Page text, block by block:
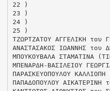
22 )
23 )
24 )
25 )
ΤΖΩΡΤΖΑΤΟΥ ΑΓΓΕΛΙΚΗ του
ΑΝΑΣΤΑΣΑΚΟΣ ΙΩΑΝΝΗΣ του
ΜΠΟΥΚΟΥΒΑΛΑ ΣΤΑΜΑΤΙΝΑ
ΜΠΕΝΑΡΔΗ-ΒΑΣΙΛΕΙΟΥ
ΠΑΡΑΣΚΕΥΟΠΟΥΛΟΥ
ΠΑΠΑΔΟΠΟΥΛΟΥ ΑΙΚΑΤΕΡΙΝΗ